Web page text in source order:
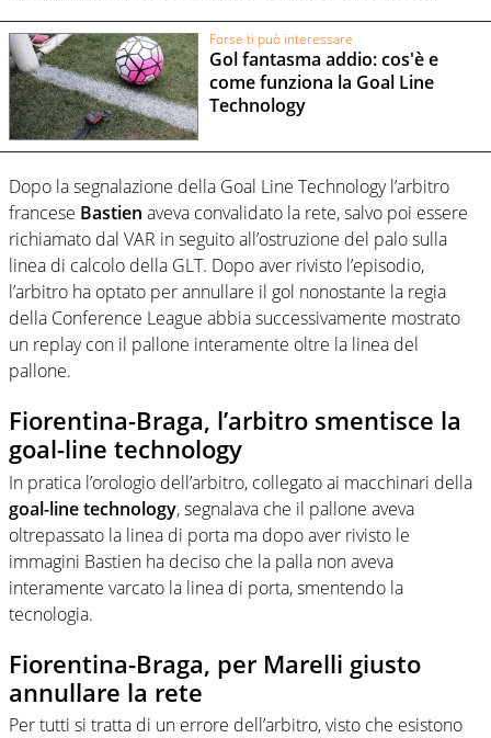
Forse ti può interessare
Gol fantasma addio: cos'è e
come funziona la Goal Line
Technology
Dopo la segnalazione della Goal Line Technology l’arbitro
francese Bastien aveva convalidato la rete, salvo poi essere
richiamato dal VAR in seguito all’ostruzione del palo sulla
linea di calcolo della GLT. Dopo aver rivisto l’episodio,
l’arbitro ha optato per annullare il gol nonostante la regia
della Conference League abbia successivamente mostrato
un replay con il pallone interamente oltre la linea del
pallone.
Fiorentina-Braga, l’arbitro smentisce la
goal-line technology
In pratica l’orologio dell’arbitro, collegato ai macchinari della
goal-line technology, segnalava che il pallone aveva
oltrepassato la linea di porta ma dopo aver rivisto le
immagini Bastien ha deciso che la palla non aveva
interamente varcato la linea di porta, smentendo la
tecnologia.
Fiorentina-Braga, per Marelli giusto
annullare la rete
Per tutti si tratta di un errore dell’arbitro, visto che esistono